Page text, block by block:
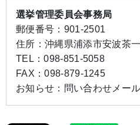
選挙管理委員会事務局
郵便番号： 901-2501
住所： 沖縄県浦添市安波茶
TEL：098-851-5058
FAX：098-879-1245
お知らせ： 問い合わせメー